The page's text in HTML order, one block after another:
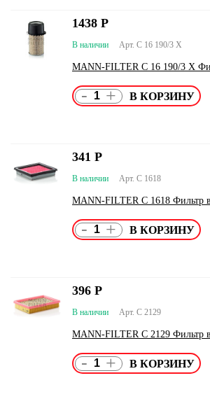
Арт. C 16 190/3 X
В наличии
MANN-FILTER C 16 190/3 X
1438 Р
- +
Арт. C 1618
В наличии
MANN-FILTER C 1618 Фильтр
341 Р
- +
Арт. C 2129
В наличии
MANN-FILTER C 2129 Фильтр
396 Р
- +